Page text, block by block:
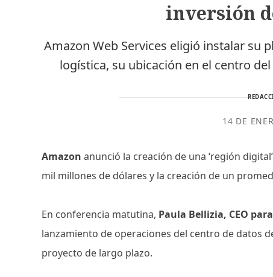
inversión
Amazon Web Services eligió instalar su
logística, su ubicación en el centro
14 DE
Amazonanunció la creación de una ‘región
mil millones de dólares y la creación de un
En conferencia matutina, Paula Bellizia, CEO
lanzamiento de operaciones del centro de datos
proyecto de largo plazo.